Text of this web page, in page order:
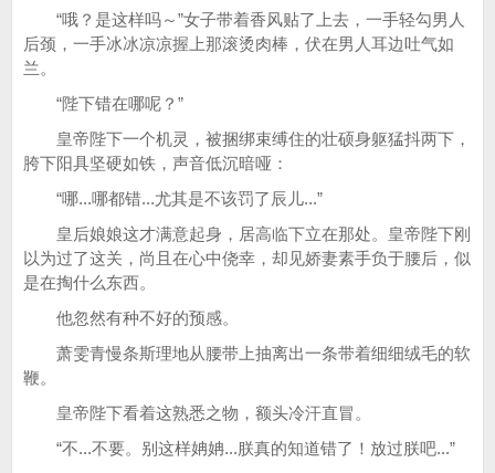
“哦？是这样吗～”女子带着香风贴了上去，一手轻勾男人
后颈，一手冰冰凉凉握上那滚烫肉棒，伏在男人耳边吐气如
兰。
“陛下错在哪呢？”
皇帝陛下一个机灵，被捆绑束缚住的壮硕身躯猛抖两下，
胯下阳具坚硬如铁，声音低沉暗哑：
“哪...哪都错...尤其是不该罚了辰儿...”
皇后娘娘这才满意起身，居高临下立在那处。皇帝陛下刚
以为过了这关，尚且在心中侥幸，却见娇妻素手负于腰后，似
是在掏什么东西。
他忽然有种不好的预感。
萧雯青慢条斯理地从腰带上抽离出一条带着细细绒毛的软
鞭。
皇帝陛下看着这熟悉之物，额头冷汗直冒。
“不...不要。别这样姌姌...朕真的知道错了！放过朕吧...”